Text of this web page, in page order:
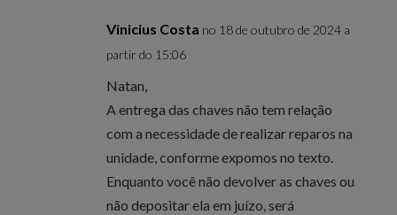
Vinicius Costa no 18 de outubro de 2024 a
partir do 15:06
Natan,
A entrega das chaves não tem relação
com a necessidade de realizar reparos na
unidade, conforme expomos no texto.
Enquanto você não devolver as chaves ou
não depositar ela em juízo, será